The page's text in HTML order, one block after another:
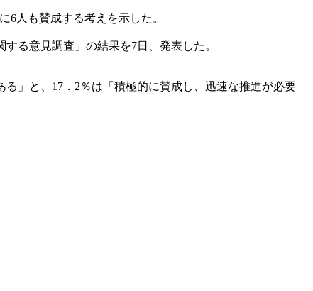
6人も賛成する考えを示した。
る意見調査」の結果を7日、発表した。
」と、17．2％は「積極的に賛成し、迅速な推進が必要